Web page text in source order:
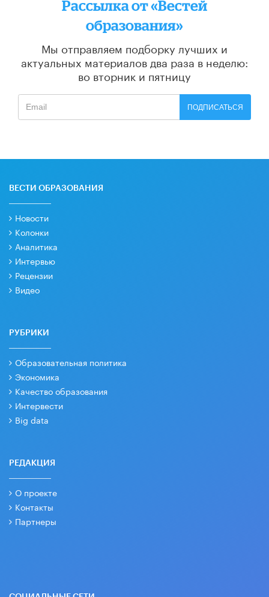
Рассылка от «Вестей
образования»
Мы отправляем подборку лучших и
актуальных материалов два раза в неделю:
во вторник и пятницу
ПОДПИСАТЬСЯ
ВЕСТИ ОБРАЗОВАНИЯ
Новости
Колонки
Аналитика
Интервью
Рецензии
Видео
РУБРИКИ
Образовательная политика
Экономика
Качество образования
Интервести
Big data
РЕДАКЦИЯ
О проекте
Контакты
Партнеры